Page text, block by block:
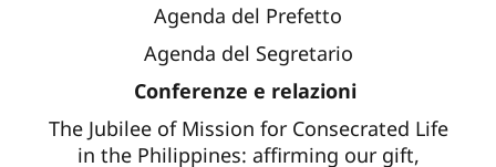
Agenda del Prefetto
Agenda del Segretario
Conferenze e relazioni
The Jubilee of Mission for Consecrated Life
in the Philippines: affirming our gift,